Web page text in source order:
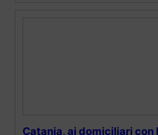
Catania, ai domiciliari con